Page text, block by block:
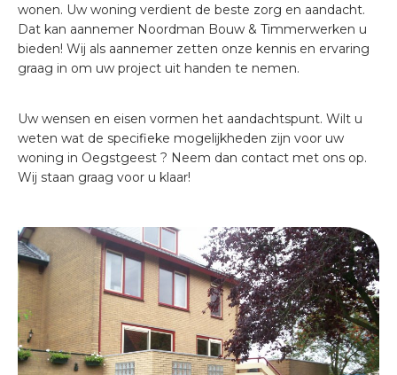
wonen. Uw woning verdient de beste zorg en aandacht.
Dat kan aannemer Noordman Bouw & Timmerwerken u
bieden! Wij als aannemer zetten onze kennis en ervaring
graag in om uw project uit handen te nemen.
Uw wensen en eisen vormen het aandachtspunt. Wilt u
weten wat de specifieke mogelijkheden zijn voor uw
woning in Oegstgeest ? Neem dan contact met ons op.
Wij staan graag voor u klaar!